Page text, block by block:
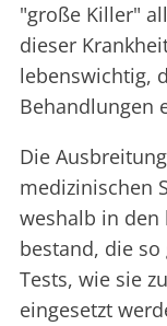
"große Killer"
dieser
lebenswichtig,
Behandlungen
Die
medizinischen
weshalb in den
bestand, die
Tests, wie sie
eingesetzt